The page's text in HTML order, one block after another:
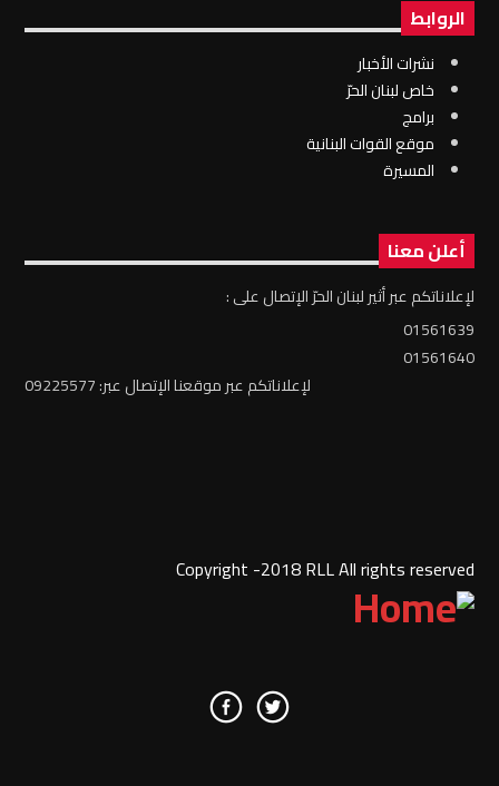
الروابط
نشرات الأخبار
خاص لبنان الحرّ
برامج
موقع القوات البنانية
المسيرة
أعلن معنا
لإعلاناتكم عبر أثير لبنان الحرّ الإتصال على :
01561639
01561640
لإعلاناتكم عبر موقعنا الإتصال عبر: 09225577
Copyright -2018 RLL All rights reserved